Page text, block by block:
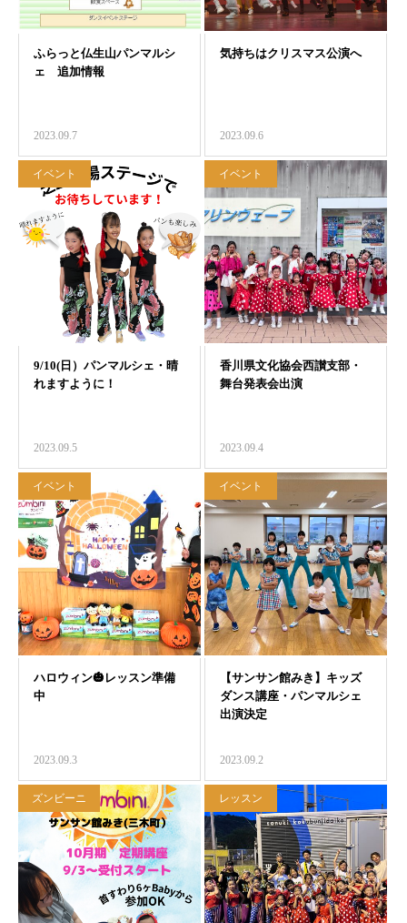
2023.09.7 2023.09.6
イベント
2023.09.5
イベント
2023.09.4
イベント
2023.09.3
イベント
2023.09.2
ズンビーニ レッスン